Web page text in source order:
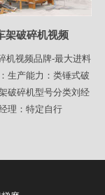
架破碎机视频
机视频品牌-最大进料
生产能力：类锤式破
破碎机型号分类刘经
理：​特定自行